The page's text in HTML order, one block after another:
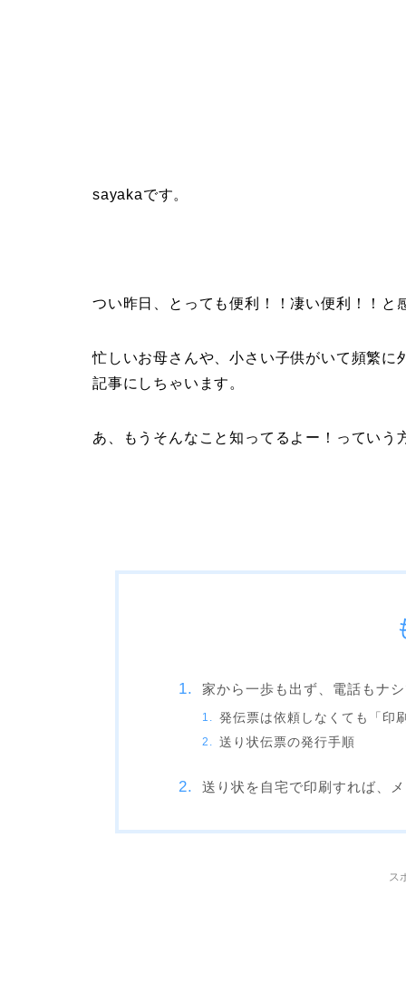
sayakaです。
つい昨日、とっても便利！！凄い便利！！
忙しいお母さんや、小さい子供がいて頻繁
記事にしちゃいます。
あ、もうそんなこと知ってるよー！っていう
家から一歩も出ず、電話もナ
発伝票は依頼しなくても「印
送り状伝票の発行手順
送り状を自宅で印刷すれば、
ス